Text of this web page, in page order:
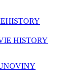
HISTORY
HISTORY